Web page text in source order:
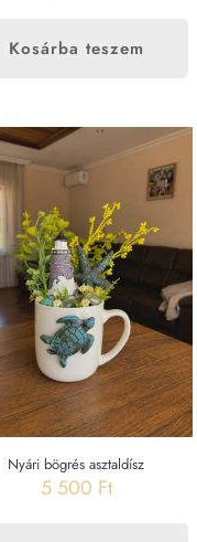
Kosárba teszem
Nyári bögrés asztaldísz
5 500 Ft